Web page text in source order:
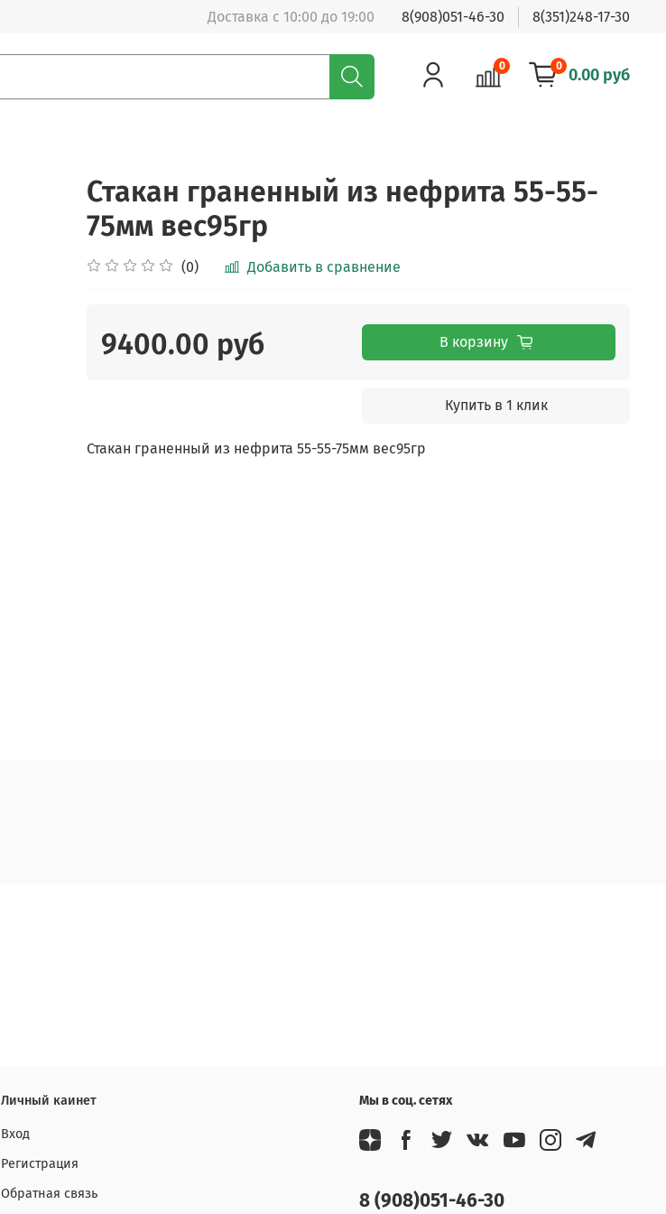
Доставка с 10:00 до 19:00 8(908)051-46-30 8(351)248-17-30
0 0 0.00 руб
Стакан граненный из нефрита 55-55-
75мм вес95гр
(0) Добавить в сравнение
9400.00 руб В корзину
Купить в 1 клик
Стакан граненный из нефрита 55-55-75мм вес95гр
Личный каинет
Вход
Регистрация
Обратная связь
Мы в соц. сетях
8 (908)051-46-30